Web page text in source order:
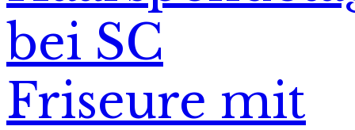
bei SC
Friseure mit